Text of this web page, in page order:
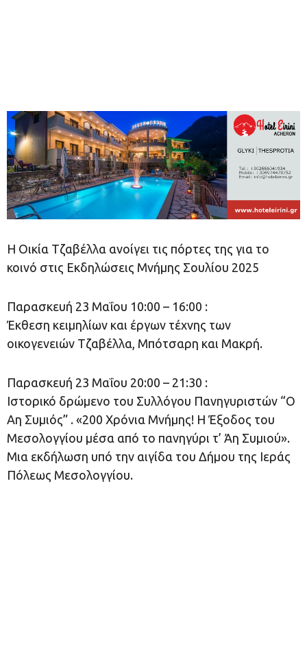
Η Οικία Τζαβέλλα ανοίγει τις πόρτες της για το
κοινό στις Εκδηλώσεις Μνήμης Σουλίου 2025
Παρασκευή 23 Μαΐου 10:00 – 16:00 :
Έκθεση κειμηλίων και έργων τέχνης των
οικογενειών Τζαβέλλα, Μπότσαρη και Μακρή.
Παρασκευή 23 Μαΐου 20:00 – 21:30 :
Ιστορικό δρώμενο του Συλλόγου Πανηγυριστών “Ο
Αη Συμιός” . «200 Χρόνια Μνήμης! Η Έξοδος του
Μεσολογγίου μέσα από το πανηγύρι τ’ Άη Συμιού».
Μια εκδήλωση υπό την αιγίδα του Δήμου της Ιεράς
Πόλεως Μεσολογγίου.